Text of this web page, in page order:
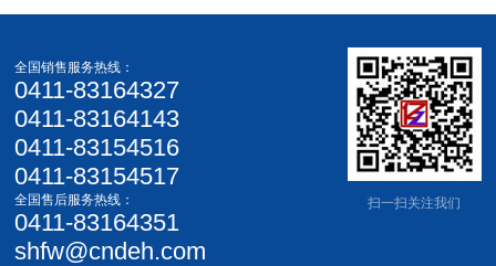
扫一扫关注我们
全国销售服务热线：
0411-83164327
0411-83164143
0411-83154516
0411-83154517
全国售后服务热线：
0411-83164351
shfw@cndeh.com